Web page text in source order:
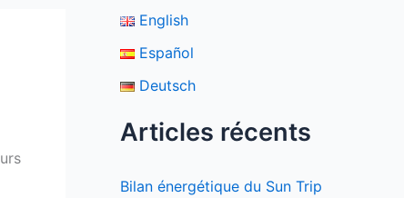
English
Español
Deutsch
Articles récents
Bilan énergétique du Sun Trip